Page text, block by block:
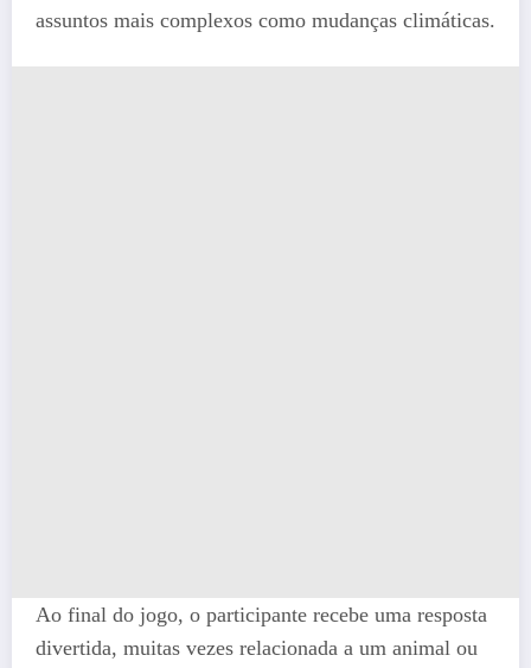
assuntos mais complexos como mudanças climáticas.
Ao final do jogo, o participante recebe uma resposta
divertida, muitas vezes relacionada a um animal ou